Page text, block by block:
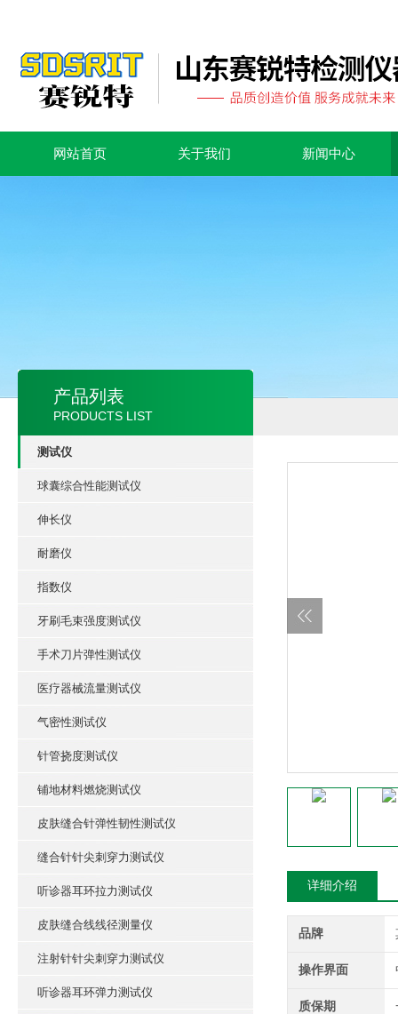
网站首页 关于我们 新闻中心
产品列表
PRODUCTS LIST
测试仪
球囊综合性能测试仪
伸长仪
耐磨仪
指数仪
牙刷毛束强度测试仪
手术刀片弹性测试仪
医疗器械流量测试仪
气密性测试仪
针管挠度测试仪
铺地材料燃烧测试仪
皮肤缝合针弹性韧性测试仪
缝合针针尖刺穿力测试仪
听诊器耳环拉力测试仪
皮肤缝合线线径测量仪
注射针针尖刺穿力测试仪
听诊器耳环弹力测试仪
详细介绍
品牌
操作界面
质保期